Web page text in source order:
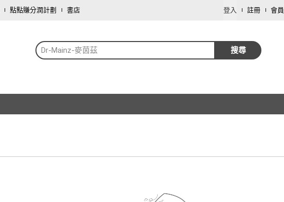
點點賺分潤計劃 書店 登入 註冊 會
Dr-Mainz-麥茵茲 搜尋